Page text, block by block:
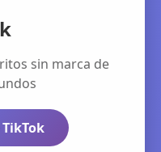
sin marca de